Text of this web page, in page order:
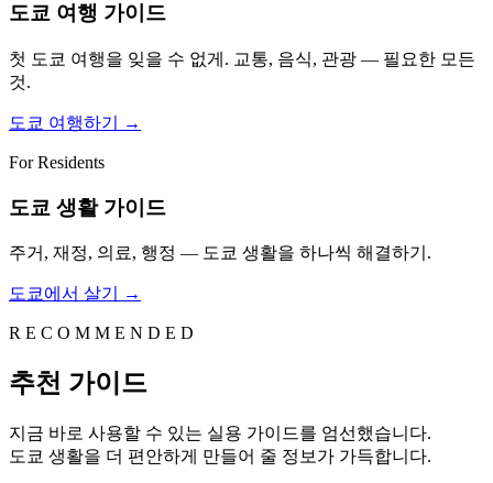
도쿄 여행 가이드
첫 도쿄 여행을 잊을 수 없게. 교통, 음식, 관광 — 필요한 모든
것.
도쿄 여행하기 →
For Residents
도쿄 생활 가이드
주거, 재정, 의료, 행정 — 도쿄 생활을 하나씩 해결하기.
도쿄에서 살기 →
R E C O M M E N D E D
추천 가이드
지금 바로 사용할 수 있는 실용 가이드를 엄선했습니다.
도쿄 생활을 더 편안하게 만들어 줄 정보가 가득합니다.